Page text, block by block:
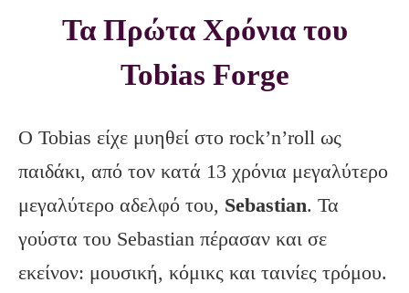
Τα Πρώτα Χρόνια του
Tobias Forge
Ο Tobias είχε μυηθεί στο rock’n’roll ως
παιδάκι, από τον κατά 13 χρόνια μεγαλύτερο
μεγαλύτερο αδελφό του, Sebastian. Τα
γούστα του Sebastian πέρασαν και σε
εκείνον: μουσική, κόμικς και ταινίες τρόμου.